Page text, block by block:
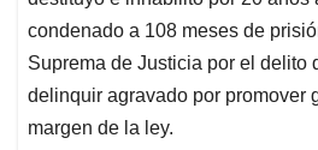
condenado a 108 meses de
Suprema de Justicia por el delito
delinquir agravado por promover
margen de la ley.